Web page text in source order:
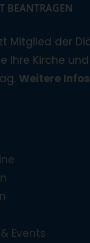
BEANTRAGEN
Mitglied der
Ihre Kirche
Weitere
Events